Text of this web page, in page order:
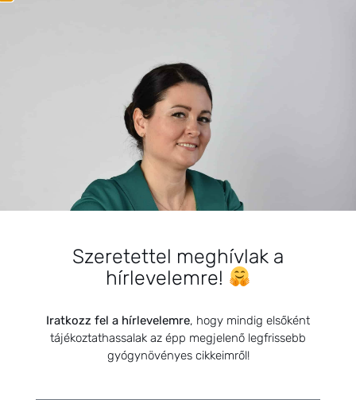
BEMUTATKOZÁS
Sziasztok! Szarvas Niki vagyok, a HerbClinic alapítója,
Küldetésem a gyógynövények hatékony
alkalmazásának oktatása, a gyermekek, a nők és a
férfiak egészségének megőrzése és helyreállítása.
Szeretettel meghívlak a
hírlevelemre!
Iratkozz fel a hírlevelemre, hogy mindig elsőként
tájékoztathassalak az épp megjelenő legfrissebb
gyógynövényes cikkeimről!